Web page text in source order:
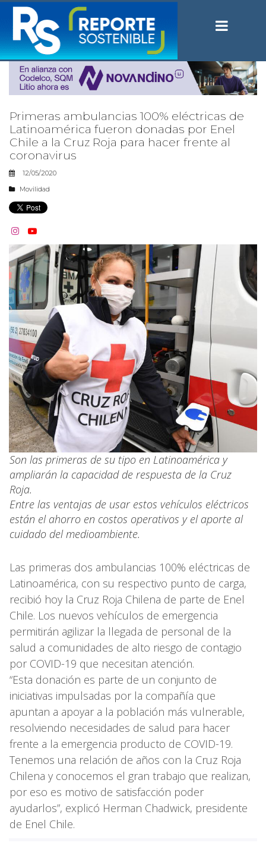
Primeras ambulancias 100% eléctricas de
Latinoamérica fueron donadas por Enel
Chile a la Cruz Roja para hacer frente al
coronavirus
12/05/2020
Movilidad
 
Son las primeras de su tipo en Latinoamérica y
ampliarán la capacidad de respuesta de la Cruz
Roja.
Entre las ventajas de usar estos vehículos eléctricos
están el ahorro en costos operativos y el aporte al
cuidado del medioambiente.
Las primeras dos ambulancias 100% eléctricas de
Latinoamérica, con su respectivo punto de carga,
recibió hoy la Cruz Roja Chilena de parte de Enel
Chile. Los nuevos vehículos de emergencia
permitirán agilizar la llegada de personal de la
salud a comunidades de alto riesgo de contagio
por COVID-19 que necesitan atención.
“Esta donación es parte de un conjunto de
iniciativas impulsadas por la compañía que
apuntan a apoyar a la población más vulnerable,
resolviendo necesidades de salud para hacer
frente a la emergencia producto de COVID-19.
Tenemos una relación de años con la Cruz Roja
Chilena y conocemos el gran trabajo que realizan,
por eso es motivo de satisfacción poder
ayudarlos”, explicó Herman Chadwick, presidente
de Enel Chile.